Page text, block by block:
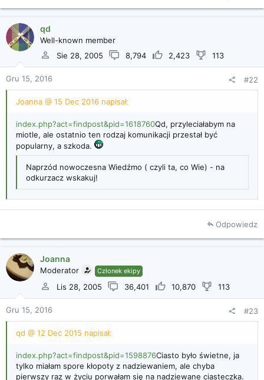
qd
Well-known member
Sie 28, 2005
8,794 2,423 113
Gru 15, 2016 #22
Joanna @ 15 Dec 2016 napisał:
index.php?act=findpost&pid=1618760Qd, przyleciałabym na
miotle, ale ostatnio ten rodzaj komunikacji przestał być
popularny, a szkoda.
Naprzód nowoczesna Wiedźmo ( czyli ta, co Wie) - na
odkurzacz wskakuj!
Odpowiedz
Joanna
Moderator Członek ekipy
Lis 28, 2005 36,401 10,870 113
Gru 15, 2016 #23
qd @ 12 Dec 2015 napisał:
index.php?act=findpost&pid=1598876Ciasto było świetne, ja
tylko miałam spore kłopoty z nadziewaniem, ale chyba
pierwszy raz w życiu porwałam się na nadziewane ciasteczka.